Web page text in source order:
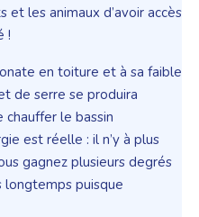
et les animaux d’avoir accès
!
en toiture et à sa faible
de serre se produira
le bassin
est réelle : il n’y à plus
gagnez plusieurs degrés
puisque